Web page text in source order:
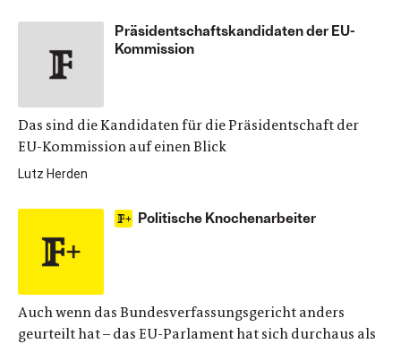
Präsidentschaftskandidaten der EU-
Kommission
Das sind die Kandidaten für die Präsidentschaft der
EU-Kommission auf einen Blick
Lutz Herden
Politische Knochenarbeiter
Auch wenn das Bundesverfassungsgericht anders
geurteilt hat – das EU-Parlament hat sich durchaus als